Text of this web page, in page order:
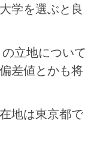
学を選ぶと良
立地について
差値とかも将
地は東京都で